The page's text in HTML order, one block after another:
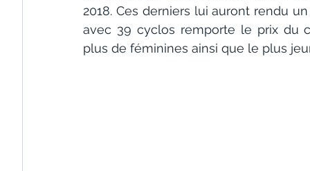
2018. Ces derniers lui auront rendu
avec 39 cyclos remporte le prix du
plus de féminines ainsi que le plus